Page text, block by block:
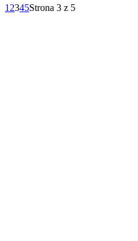
1 2345Strona 3 z 5